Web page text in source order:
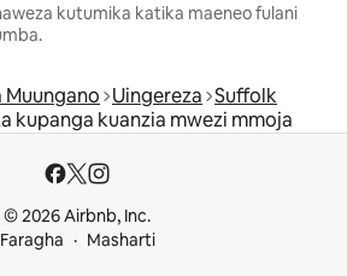
kutumika katika maeneo fulani
Muungano Uingereza Suffolk
kupanga kuanzia mwezi mmoja
© 2026 Airbnb, Inc.
Faragha
Masharti